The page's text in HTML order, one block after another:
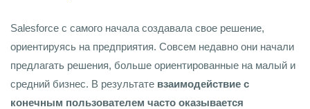
Salesforce с самого начала создавала свое решение,
ориентируясь на предприятия. Совсем недавно они начали
предлагать решения, больше ориентированные на малый и
средний бизнес. В результате взаимодействие с
конечным пользователем часто оказывается